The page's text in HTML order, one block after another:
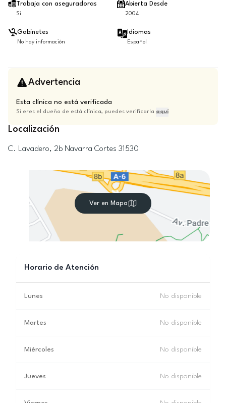
Trabaja con aseguradoras
Si
Abierta Desde
2004
Gabinetes
No hay información
Idiomas
Español
Advertencia
Esta clínica no está verificada
Si eres el dueño de está clínica, puedes verificarla aquí
Localización
C. Lavadero, 2b Navarra Cortes 31530
Ver en Mapa
Horario de Atención
Lunes No disponible
Martes No disponible
Miércoles No disponible
Jueves No disponible